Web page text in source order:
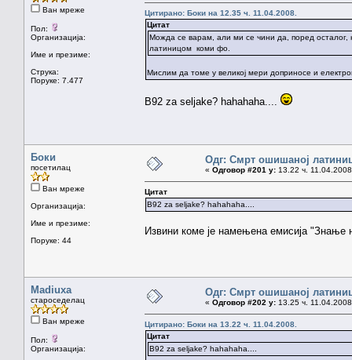
Ван мреже
Пол:
Организација:
Име и презиме:
Струка:
Поруке: 7.477
Цитирано: Боки на 12.35 ч. 11.04.2008.
Цитат
Можда се варам, али ми се чини да, поред осталог,
латиницом коми фо.
Мислим да томе у великој мери доприносе и
B92 za seljake? hahahaha....
Боки
посетилац
Ван мреже
Организација:
Име и презиме:
Поруке: 44
Одг: Смрт ошишаној
« Одговор #201 у: 13.22 ч.
Цитат
B92 za seljake? hahahaha....
Извини коме је намењена емисија "Знање
Madiuxa
староседелац
Ван мреже
Пол:
Организација:
Одг: Смрт ошишаној
« Одговор #202 у: 13.25 ч.
Цитирано: Боки на 13.22 ч. 11.04.2008.
Цитат
B92 za seljake? hahahaha....